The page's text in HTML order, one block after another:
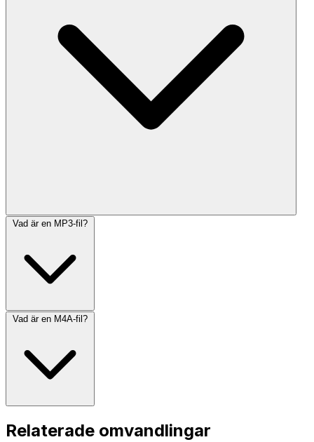
Vad är en MP3-fil?
Vad är en M4A-fil?
Relaterade omvandlingar